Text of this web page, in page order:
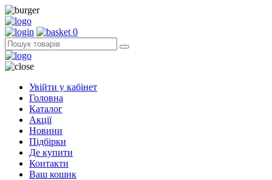
0
Увійти у кабінет
Головна
Каталог
Акції
Новини
Підбірки
Де купити
Контакти
Ваш кошик